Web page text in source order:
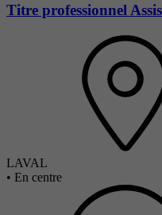
Titre professionnel
LAVAL
• En centre